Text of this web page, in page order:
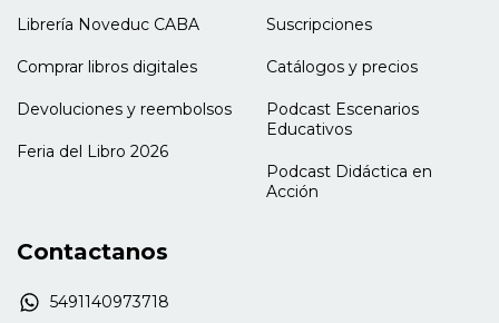
Librería Noveduc CABA
Comprar libros digitales
Devoluciones y reembolsos
Feria del Libro 2026
Suscripciones
Catálogos y precios
Podcast Escenarios
Educativos
Podcast Didáctica en
Acción
Contactanos
5491140973718